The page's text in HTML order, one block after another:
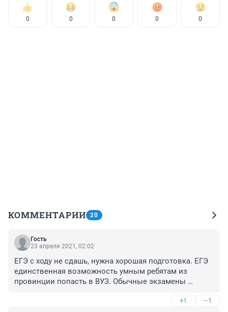
0 0 0 0 0
КОММЕНТАРИИ 20
Гость
23 апреля 2021, 02:02
ЕГЭ с ходу не сдашь, нужна хорошая подготовка. ЕГЭ
единственная возможность умным ребятам из
провинции попасть в ВУЗ. Обычные экзамены
+1 –1